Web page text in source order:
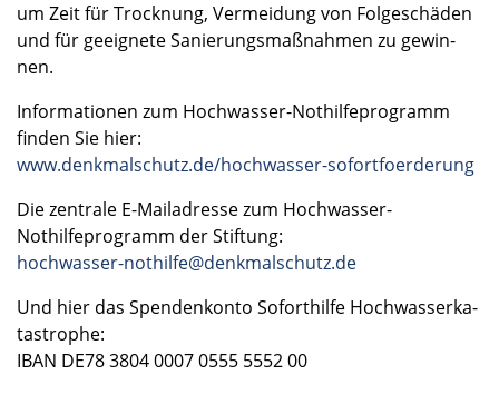
um Zeit für Trock­nung, Vermei­dung von Folge­schä­den
und für geeig­nete Sanie­rungs­maß­nah­men zu gewin­
nen.
Infor­ma­tio­nen zum Hochwasser-Nothilfeprogramm
finden Sie hier:
www.denkmalschutz.de/hochwasser-sofortfoerderung
Die zentrale E-Mailadresse zum Hochwasser-
Nothilfeprogramm der Stiftung:
hochwasser-nothilfe@denkmalschutz.de
Und hier das Spenden­konto Sofort­hilfe Hochwas­ser­ka­
ta­stro­phe:
IBAN DE78 3804 0007 0555 5552 00